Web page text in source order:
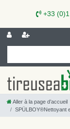
+33 (0)1
Aller à la page d’accueil
SPÜLBOY®Nettoyant